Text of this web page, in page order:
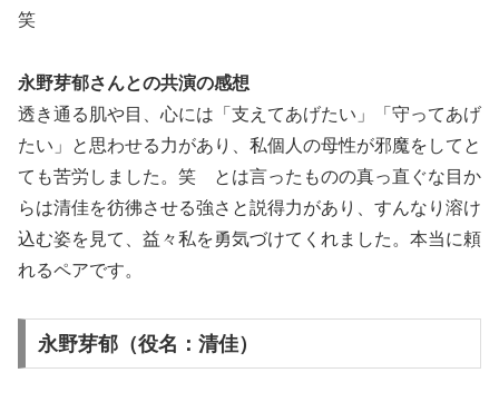
笑
永野芽郁さんとの共演の感想
透き通る肌や目、心には「支えてあげたい」「守ってあげ
たい」と思わせる力があり、私個人の母性が邪魔をしてと
ても苦労しました。笑 とは言ったものの真っ直ぐな目か
らは清佳を彷彿させる強さと説得力があり、すんなり溶け
込む姿を見て、益々私を勇気づけてくれました。本当に頼
れるペアです。
永野芽郁（役名：清佳）